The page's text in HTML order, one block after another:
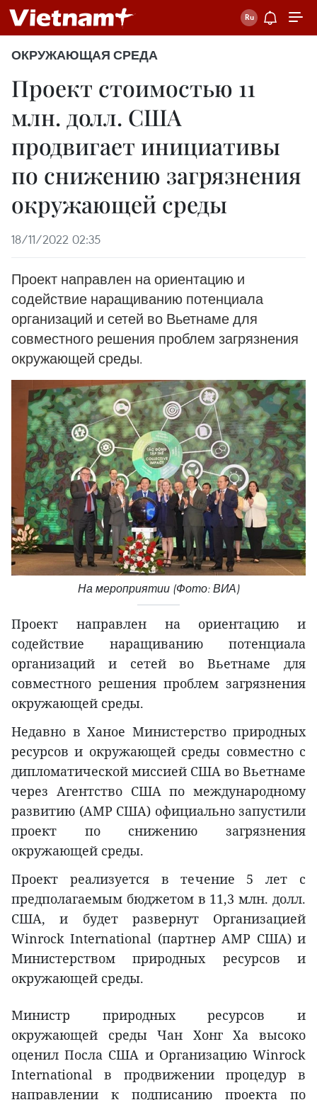
ОКРУЖАЮЩАЯ СРЕДА
Проект стоимостью 11
млн. долл. CША
продвигает инициативы
по снижению загрязнения
окружающей среды
18/11/2022 02:35
Проект направлен на ориентацию и
содействие наращиванию потенциала
организаций и сетей во Вьетнаме для
совместного решения проблем загрязнения
окружающей среды.
На мероприятии (Фото: ВИА)
Проект направлен на ориентацию и
содействие наращиванию потенциала
организаций и сетей во Вьетнаме для
совместного решения проблем загрязнения
окружающей среды.
Недавно в Ханое Министерство природных
ресурсов и окружающей среды совместно с
дипломатической миссией США во Вьетнаме
через Агентство США по международному
развитию (АМР США) официально запустили
проект по снижению загрязнения
окружающей среды.
Проект реализуется в течение 5 лет с
предполагаемым бюджетом в 11,3 млн. долл.
США, и будет развернут Организацией
Winrock International (партнер АМР США) и
Министерством природных ресурсов и
окружающей среды.
Министр природных ресурсов и
окружающей среды Чан Хонг Ха высоко
оценил Посла США и Организацию Winrock
International в продвижении процедур в
направлении к подписанию проекта по